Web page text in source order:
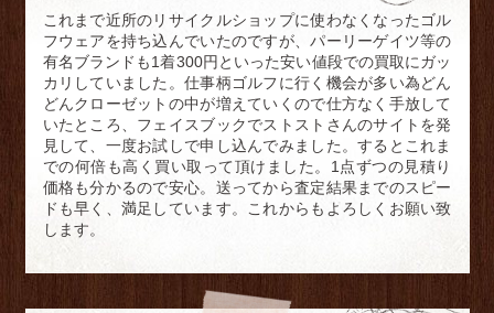
これまで近所のリサイクルショップに使わなくなったゴル
フウェアを持ち込んでいたのですが、パーリーゲイツ等の
有名ブランドも1着300円といった安い値段での買取にガッ
カリしていました。仕事柄ゴルフに行く機会が多い為どん
どんクローゼットの中が増えていくので仕方なく手放して
いたところ、フェイスブックでストストさんのサイトを発
見して、一度お試しで申し込んでみました。するとこれま
での何倍も高く買い取って頂けました。1点ずつの見積り
価格も分かるので安心。送ってから査定結果までのスピー
ドも早く、満足しています。これからもよろしくお願い致
します。